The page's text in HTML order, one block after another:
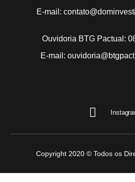
E-mail:
Ouvidoria BTG Pactual:
E-mail:
Copyright 2020 © Todos os